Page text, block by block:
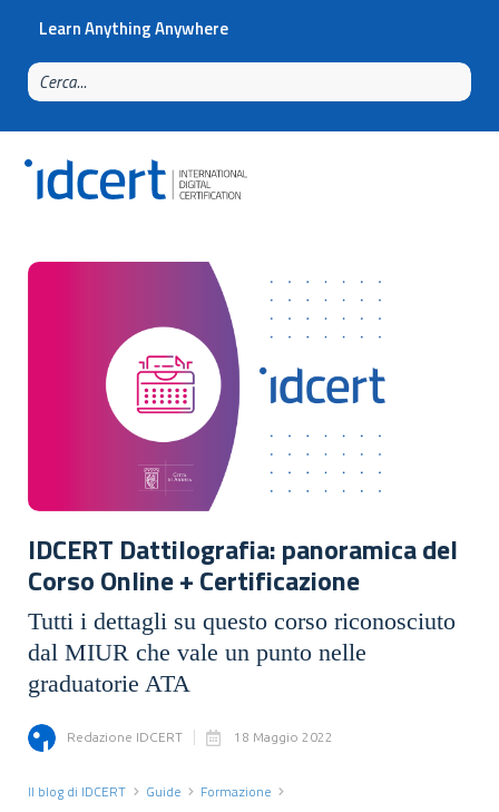
Learn Anything Anywhere
IDCERT Dattilografia: panoramica del
Corso Online + Certificazione
Tutti i dettagli su questo corso riconosciuto
dal MIUR che vale un punto nelle
graduatorie ATA
Redazione IDCERT 18 Maggio 2022
Il blog di IDCERT Guide
Formazione